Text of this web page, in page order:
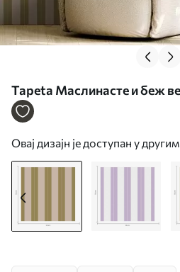
Tapeta Маслинасте и беж
a01181v2
Овај дизајн је доступан у